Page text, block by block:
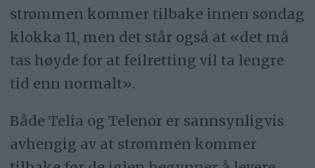
strømmen kommer tilbake innen søndag
klokka 11, men det står også at «det må
tas høyde for at feilretting vil ta lengre
tid enn normalt».
Både Telia og Telenor er sannsynligvis
avhengig av at strømmen kommer